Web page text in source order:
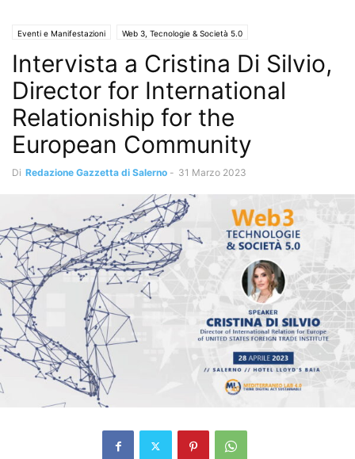
Eventi e Manifestazioni Web 3, Tecnologie & Società 5.0
Intervista a Cristina Di Silvio,
Director for International
Relationiship for the
European Community
Di Redazione Gazzetta di Salerno - 31 Marzo 2023